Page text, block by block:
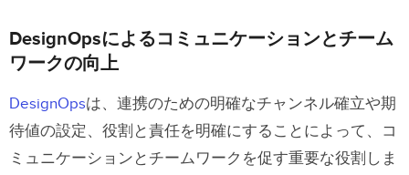
DesignOpsによるコミュニケーションとチーム
ワークの向上
DesignOpsは、連携のための明確なチャンネル確立や期
待値の設定、役割と責任を明確にすることによって、コ
ミュニケーションとチームワークを促す重要な役割しま